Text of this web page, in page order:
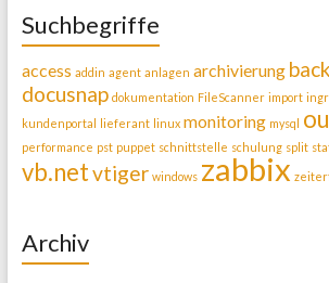
Suchbegriffe
access addin agent anlagen archivierung
docusnap dokumentation FileScanner import
kundenportal lieferant linux monitoring mysql
performance pst puppet schnittstelle schulung split
vb.netvtiger windows zabbix
Archiv